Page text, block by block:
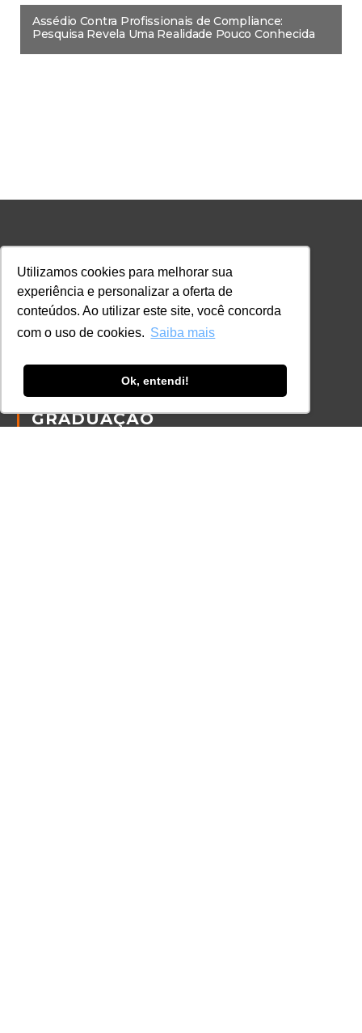
Utilizamos cookies para melhorar sua
experiência e personalizar a oferta de
conteúdos. Ao utilizar este site, você concorda
com o uso de cookies. Saiba mais
Ok, entendi!
Assédio Contra Profissionais de Compliance:
Pesquisa Revela Uma Realidade Pouco Conhecida
Sobre
Política de Privacidade
Política de Cookies
Política Anticorrupção
GRADUAÇÃO